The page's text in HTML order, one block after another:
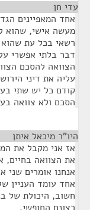
עדי חן
אחד המאפיינים
מעשה אישי, שהוא
רשאי בכל עת שהוא
דבר בלתי אפשרי
הצוואה להסכם
עליה את דיני
קודם כל יש שתי
הסכם ולא צוואה
היו"ר מיכאל איתן
אז אני מקבל את
את הצוואה בחיים,
אנחנו אומרים
אחד עומד העניין
חשוב, היכולת של